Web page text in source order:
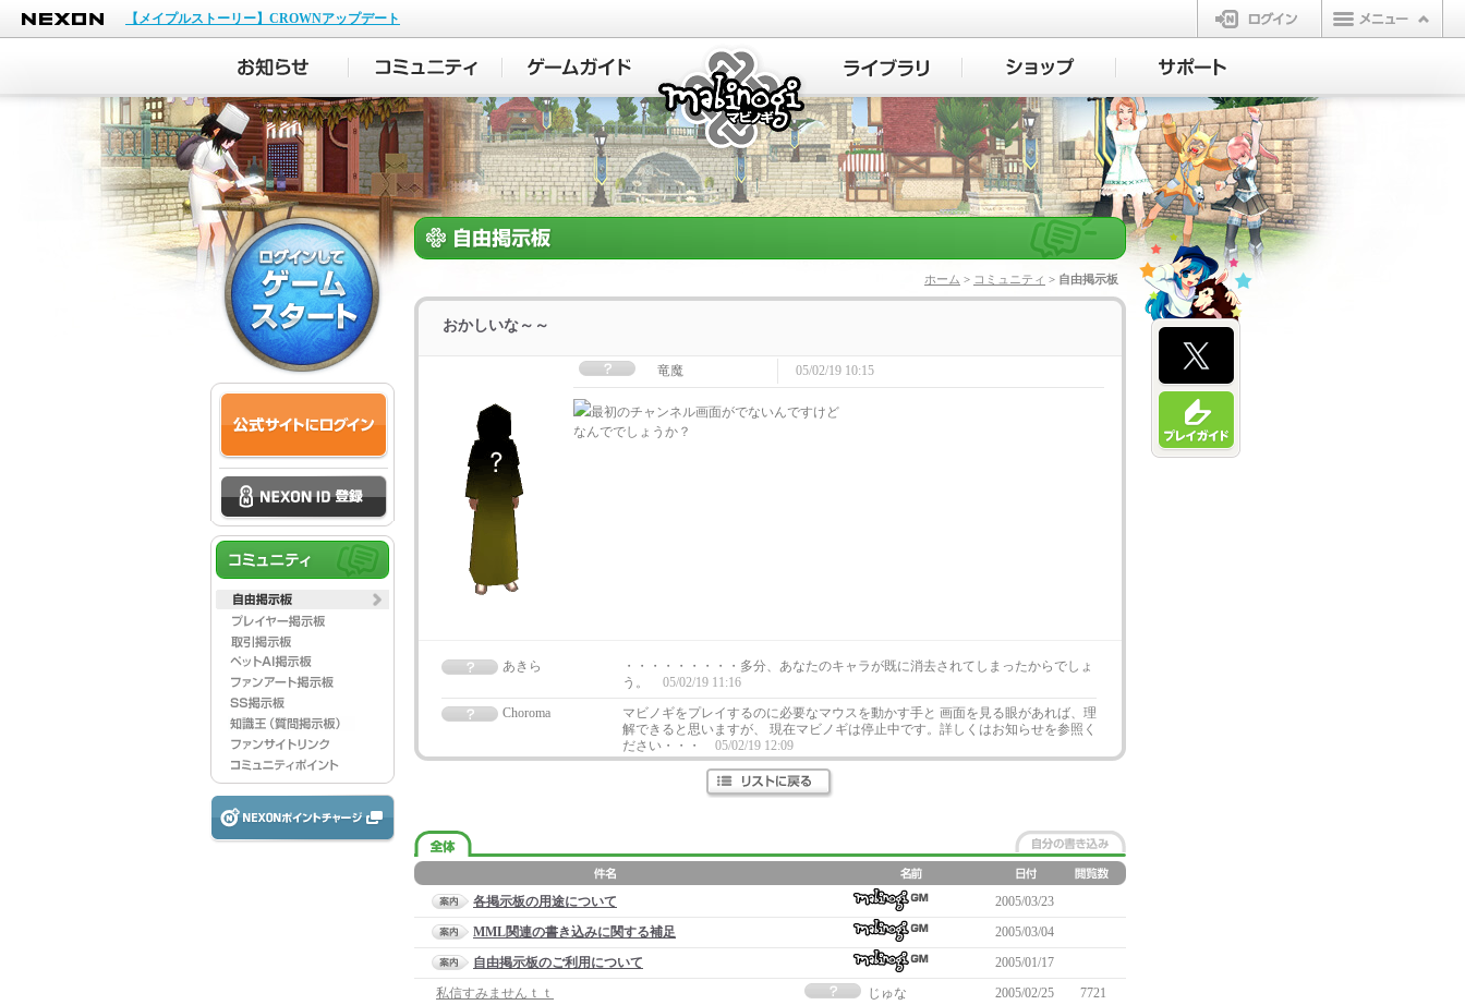
NEXON
【メイプルストーリー】CROWNアップデート
ログイン
マビノギ
ホーム > コミュニティ > 自由掲示板
おかしいな～～
竜魔 05/02/19 10:15
最初のチャンネル画面がでないんですけど
なんででしょうか？
あきら
・・・・・・・・・多分、あなたのキャラが既に消去されてしまったからでしょ
う。
05/02/19 11:16
Choroma
マビノギをプレイするのに必要なマウスを動かす手と 画面を見る眼があれば、理
解できると思いますが、 現在マビノギは停止中です。詳しくはお知らせを参照く
ださい・・・
05/02/19 12:09
各掲示板の用途について
2005/03/23
MML関連の書き込みに関する補足
2005/03/04
自由掲示板のご利用について
2005/01/17
私信すみませんｔｔ
じゅな 2005/02/25
7721